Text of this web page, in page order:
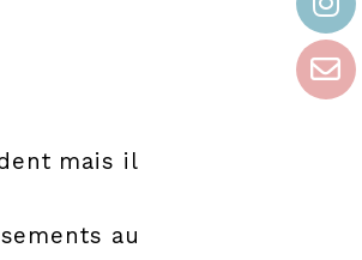
mais il
au